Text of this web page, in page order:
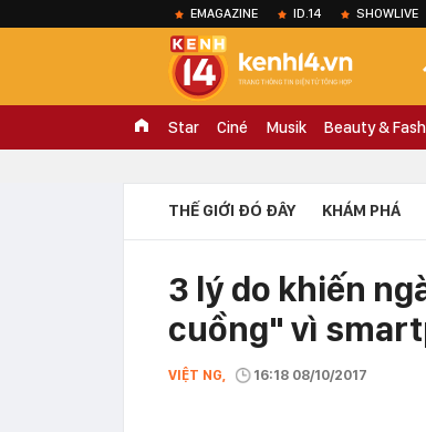
EMAGAZINE ID.14 SHOWLIVE
Star Ciné Musik Beauty &
THẾ GIỚI ĐÓ ĐÂY KHÁM PHÁ
3 lý do khiến
cuồng" vì
VIỆT NG, 16:18 08/10/2017